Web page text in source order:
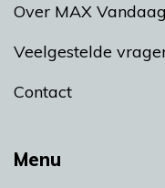
Menu
Over MAX Vandaag
Veelgestelde
Contact